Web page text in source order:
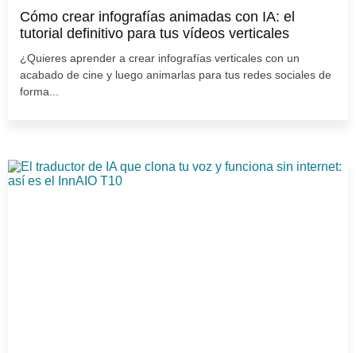
Cómo crear infografías animadas con IA: el
tutorial definitivo para tus vídeos verticales
¿Quieres aprender a crear infografías verticales con un
acabado de cine y luego animarlas para tus redes sociales de
forma...